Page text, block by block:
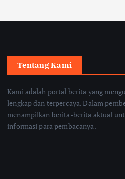
Tentang Kami
Kami adalah portal berita yang
lengkap dan terpercaya. Dalam
menampilkan berita-berita aktual
informasi para pembacanya.